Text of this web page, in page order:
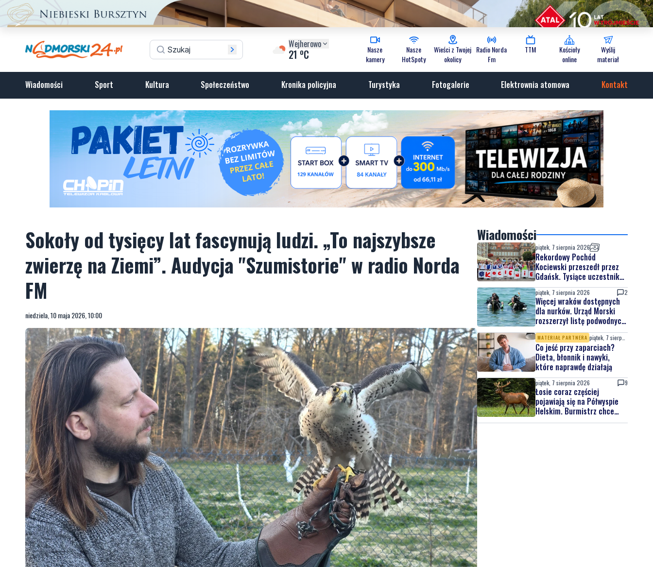
Wejherowo
21 oC
Nasze
kamery
Nasze
HotSpoty
Wieści z Twojej
okolicy
Radio Norda
Fm
TTM
Kościoły
online
Wyślij
materiał
Wiadomości Sport Kultura Społeczeństwo Kronika policyjna Turystyka Fotogalerie Elektrownia atomowa Kontakt
Sokoły od tysięcy lat fascynują ludzi. „To najszybsze
zwierzę na Ziemi”. Audycja "Szumistorie" w radio Norda
FM
niedziela, 10 maja 2026, 10:00
Wiadomości
piątek, 7 sierpnia 2026
Rekordowy Pochód
Kociewski przeszedł przez
Gdańsk. Tysiące uczestników
na jubileuszowej edycji
piątek, 7 sierpnia 2026 2
Więcej wraków dostępnych
dla nurków. Urząd Morski
rozszerzył listę podwodnych
atrakcji
MATERIAŁ PARTNERA
Co jeść przy zaparciach?
Dieta, błonnik i nawyki,
które naprawdę działają
piątek, 7 sierpnia 2026 9
Łosie coraz częściej
pojawiają się na Półwyspie
Helskim. Burmistrz chce
nowych znaków drogowych